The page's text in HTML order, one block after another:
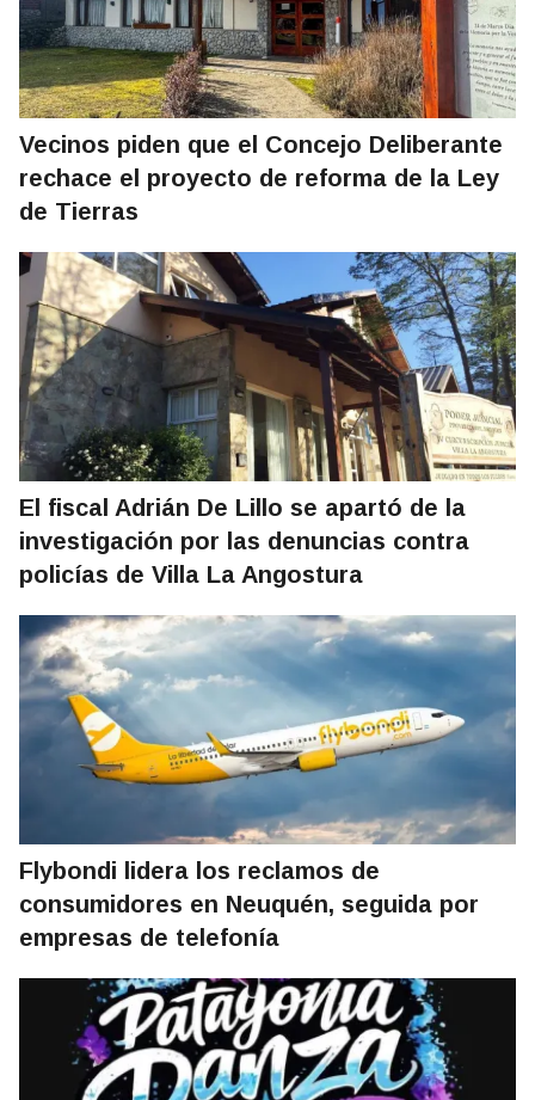
Vecinos piden que el Concejo Deliberante
rechace el proyecto de reforma de la Ley
de Tierras
El fiscal Adrián De Lillo se apartó de la
investigación por las denuncias contra
policías de Villa La Angostura
Flybondi lidera los reclamos de
consumidores en Neuquén, seguida por
empresas de telefonía